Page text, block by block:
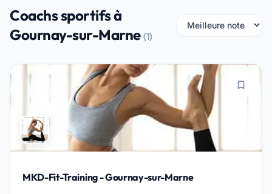
Coachs sportifs à
Gournay-sur-Marne(1)
MKD-Fit-Training - Gournay-sur-Marne